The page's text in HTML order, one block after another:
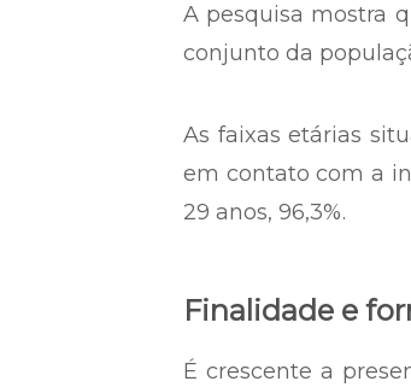
A pesquisa mostra
conjunto da
As faixas etárias
em contato com a
29 anos, 96,3%.
Finalidade e
É crescente a